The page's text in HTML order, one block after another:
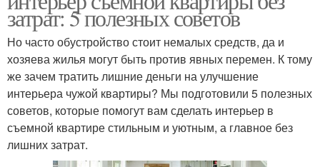
затрат: 5 полезных советов
Но часто обустройство стоит немалых средств, да и
хозяева жилья могут быть против явных перемен. К тому
же зачем тратить лишние деньги на улучшение
интерьера чужой квартиры? Мы подготовили 5 полезных
советов, которые помогут вам сделать интерьер в
съемной квартире стильным и уютным, а главное без
лишних затрат.